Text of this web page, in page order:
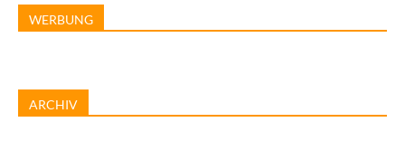
WERBUNG
ARCHIV